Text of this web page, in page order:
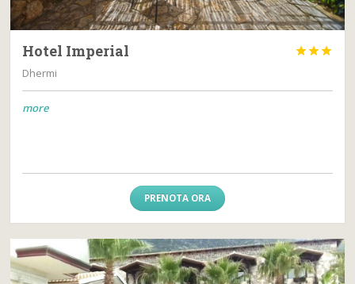
Hotel Imperial 
Dhermi
more
PRENOTA ORA